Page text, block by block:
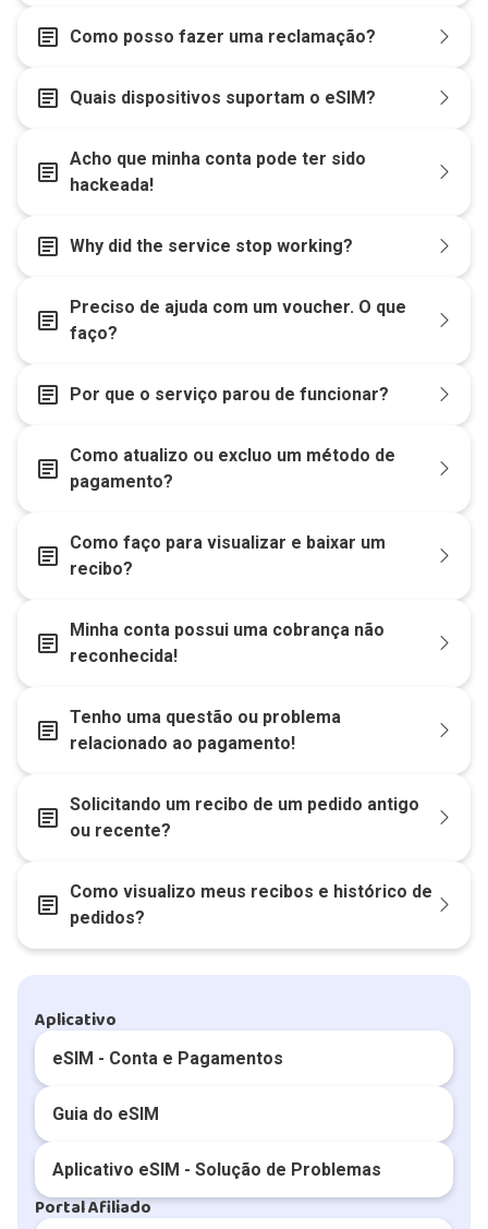
Aplicativo
eSIM - Conta e Pagamentos
Guia do eSIM
Aplicativo eSIM - Solução de Problemas
Portal Afiliado
article Como posso fazer uma reclamação?
article Quais dispositivos suportam o eSIM?
article
Acho que minha conta pode ter sido
hackeada!
article Why did the service stop working?
article
Preciso de ajuda com um voucher. O que
faço?
article Por que o serviço parou de funcionar?
article
Como atualizo ou excluo um método de
pagamento?
article
Como faço para visualizar e baixar um
recibo?
article
Minha conta possui uma cobrança não
reconhecida!
article
Tenho uma questão ou problema
relacionado ao pagamento!
article
Solicitando um recibo de um pedido antigo
ou recente?
article
Como visualizo meus recibos e histórico de
pedidos?